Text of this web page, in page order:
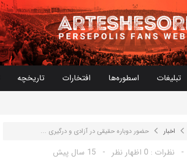
تبلیغات اسطوره‌ها افتخارات تاریخچه
اخبار حضور دوباره حقیقی در آزادی و درگیری ...
- نظرات : 0 اظهار نظر - 15 سال پیش